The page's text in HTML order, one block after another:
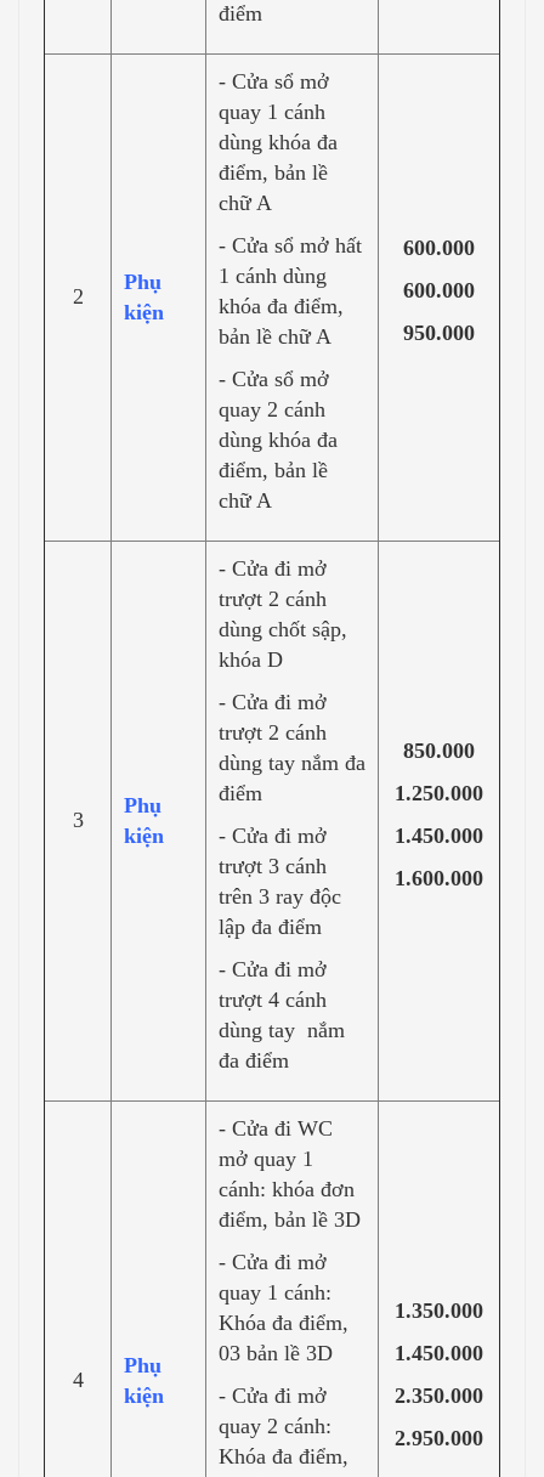
điểm
2
Phụ
kiện
- Cửa sổ mở
quay 1 cánh
dùng khóa đa
điểm, bản lề
chữ A
- Cửa sổ mở hất
1 cánh dùng
khóa đa điểm,
bản lề chữ A
- Cửa sổ mở
quay 2 cánh
dùng khóa đa
điểm, bản lề
chữ A
600.000
600.000
950.000
3
Phụ
kiện
- Cửa đi mở
trượt 2 cánh
dùng chốt sập,
khóa D
- Cửa đi mở
trượt 2 cánh
dùng tay nắm đa
điểm
- Cửa đi mở
trượt 3 cánh
trên 3 ray độc
lập đa điểm
- Cửa đi mở
trượt 4 cánh
dùng tay nắm
đa điểm
850.000
1.250.000
1.450.000
1.600.000
4
Phụ
kiện
- Cửa đi WC
mở quay 1
cánh: khóa đơn
điểm, bản lề 3D
- Cửa đi mở
quay 1 cánh:
Khóa đa điểm,
03 bản lề 3D
- Cửa đi mở
quay 2 cánh:
Khóa đa điểm,
1.350.000
1.450.000
2.350.000
2.950.000